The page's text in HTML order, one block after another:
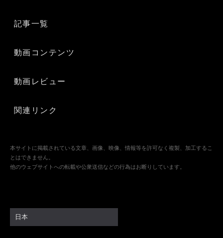
記事一覧
動画コンテンツ
動画レビュー
関連リンク
本サイトに掲載されている文章、画像、映像、情報等を許可なく複製、加工するこ
とはできません。
他のウェブサイトへの転載や公衆送信などの行為はお断りしています。
日本